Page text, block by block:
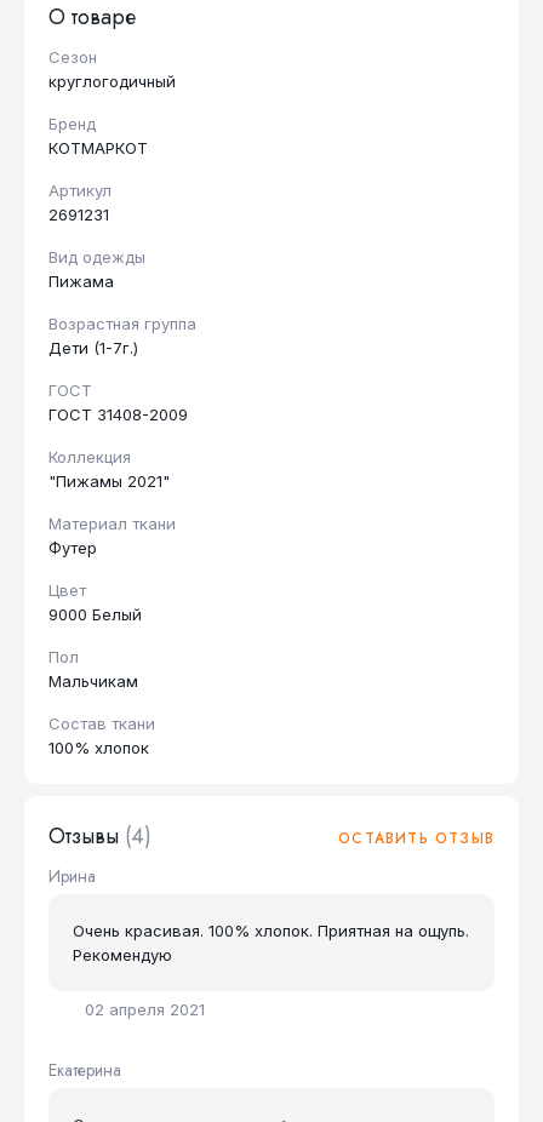
О товаре
Сезон
круглогодичный
Бренд
КОТМАРКОТ
Артикул
2691231
Вид одежды
Пижама
Возрастная группа
Дети (1-7г.)
ГОСТ
ГОСТ 31408-2009
Коллекция
"Пижамы 2021"
Материал ткани
Футер
Цвет
9000 Белый
Пол
Мальчикам
Состав ткани
100% хлопок
Отзывы (4) ОСТАВИТЬ ОТЗЫВ
Ирина
02 апреля 2021
Очень красивая. 100% хлопок. Приятная на ощупь.
Рекомендую
Екатерина